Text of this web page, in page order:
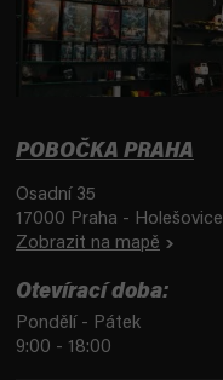
POBOČKA PRAHA
Osadní 35
17000 Praha - Holešovice
Zobrazit na mapě
Otevírací doba:
Pondělí - Pátek
9:00 - 18:00